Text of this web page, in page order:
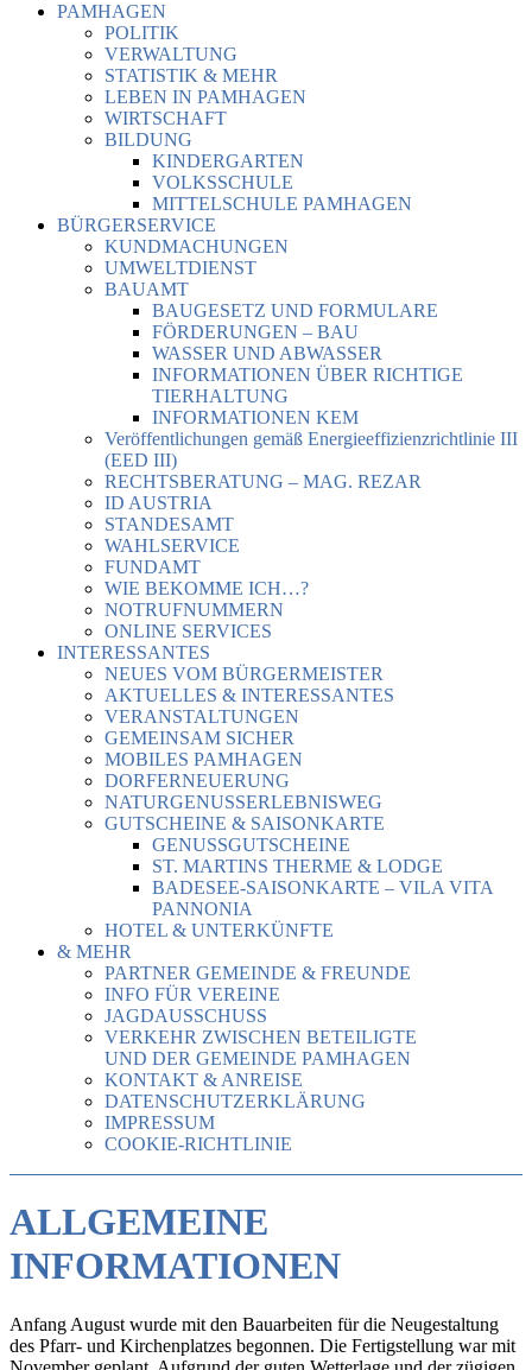
PAMHAGEN
POLITIK
VERWALTUNG
STATISTIK & MEHR
LEBEN IN PAMHAGEN
WIRTSCHAFT
BILDUNG
KINDERGARTEN
VOLKSSCHULE
MITTELSCHULE PAMHAGEN
BÜRGERSERVICE
KUNDMACHUNGEN
UMWELTDIENST
BAUAMT
BAUGESETZ UND FORMULARE
FÖRDERUNGEN – BAU
WASSER UND ABWASSER
INFORMATIONEN ÜBER RICHTIGE
TIERHALTUNG
INFORMATIONEN KEM
Veröffentlichungen gemäß Energieeffizienzrichtlinie III
(EED III)
RECHTSBERATUNG – MAG. REZAR
ID AUSTRIA
STANDESAMT
WAHLSERVICE
FUNDAMT
WIE BEKOMME ICH…?
NOTRUFNUMMERN
ONLINE SERVICES
INTERESSANTES
NEUES VOM BÜRGERMEISTER
AKTUELLES & INTERESSANTES
VERANSTALTUNGEN
GEMEINSAM SICHER
MOBILES PAMHAGEN
DORFERNEUERUNG
NATURGENUSSERLEBNISWEG
GUTSCHEINE & SAISONKARTE
GENUSSGUTSCHEINE
ST. MARTINS THERME & LODGE
BADESEE-SAISONKARTE – VILA VITA
PANNONIA
HOTEL & UNTERKÜNFTE
& MEHR
PARTNER GEMEINDE & FREUNDE
INFO FÜR VEREINE
JAGDAUSSCHUSS
VERKEHR ZWISCHEN BETEILIGTE
UND DER GEMEINDE PAMHAGEN
KONTAKT & ANREISE
DATENSCHUTZERKLÄRUNG
IMPRESSUM
COOKIE-RICHTLINIE
ALLGEMEINE
INFORMATIONEN
Anfang August wurde mit den Bauarbeiten für die Neugestaltung
des Pfarr- und Kirchenplatzes begonnen. Die Fertigstellung war mit